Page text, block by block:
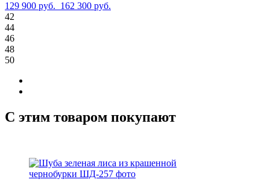
129 900 руб. 162 300 руб.
42
44
46
48
50
С этим товаром покупают